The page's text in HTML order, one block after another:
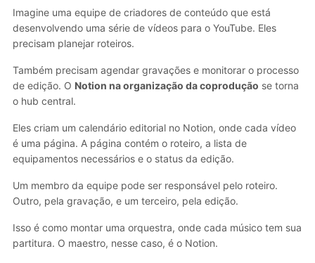
Imagine uma equipe de criadores de conteúdo que está
desenvolvendo uma série de vídeos para o YouTube. Eles
precisam planejar roteiros.
Também precisam agendar gravações e monitorar o processo
de edição. O Notion na organização da coprodução se torna
o hub central.
Eles criam um calendário editorial no Notion, onde cada vídeo
é uma página. A página contém o roteiro, a lista de
equipamentos necessários e o status da edição.
Um membro da equipe pode ser responsável pelo roteiro.
Outro, pela gravação, e um terceiro, pela edição.
Isso é como montar uma orquestra, onde cada músico tem sua
partitura. O maestro, nesse caso, é o Notion.